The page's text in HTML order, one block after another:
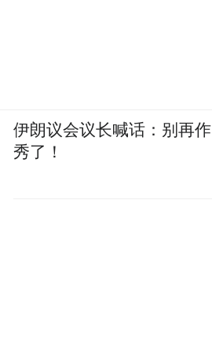
伊朗议会议长喊话：别再作
秀了！